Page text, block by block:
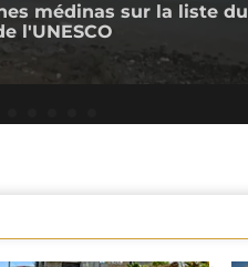
médinas sur la liste du
l'UNESCO